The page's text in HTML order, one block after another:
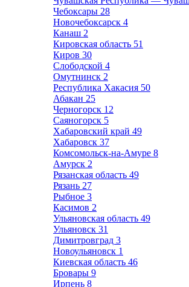
Чебоксары 28
Новочебоксарск 4
Канаш 2
Кировская область 51
Киров 30
Слободской 4
Омутнинск 2
Республика Хакасия 50
Абакан 25
Черногорск 12
Саяногорск 5
Хабаровский край 49
Хабаровск 37
Комсомольск-на-Амуре 8
Амурск 2
Рязанская область 49
Рязань 27
Рыбное 3
Касимов 2
Ульяновская область 49
Ульяновск 31
Димитровград 3
Новоульяновск 1
Киевская область 46
Бровары 9
Ирпень 8